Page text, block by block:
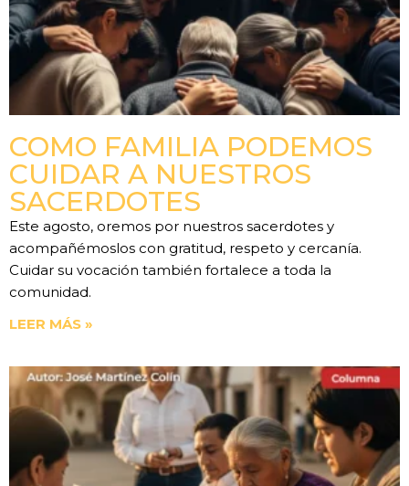
COMO FAMILIA PODEMOS
CUIDAR A NUESTROS
SACERDOTES
Este agosto, oremos por nuestros sacerdotes y
acompañémoslos con gratitud, respeto y cercanía.
Cuidar su vocación también fortalece a toda la
comunidad.
LEER MÁS »